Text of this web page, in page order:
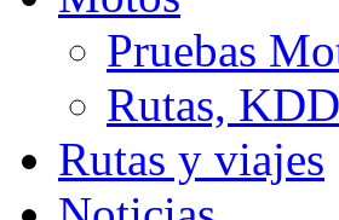
Pruebas
Rutas,
Rutas y viajes